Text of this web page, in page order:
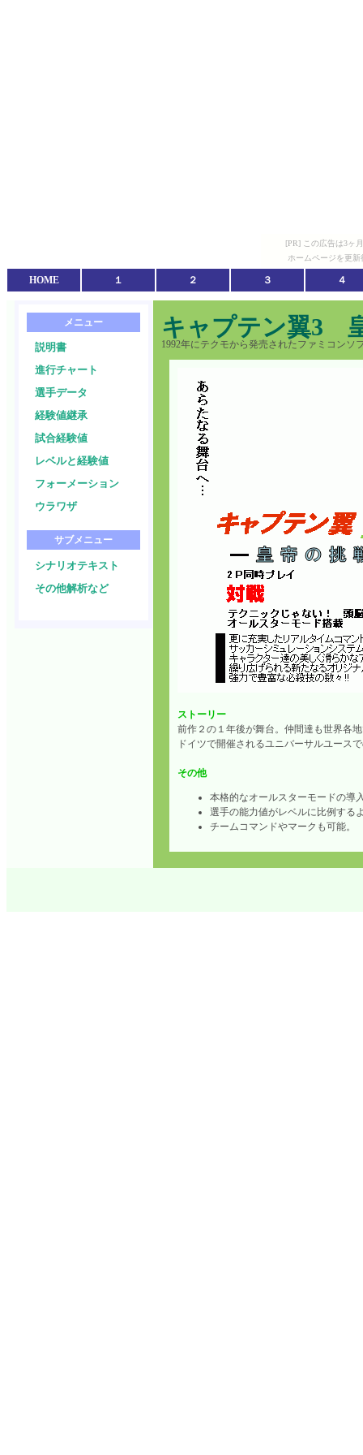
[PR] この広告は3ヶ
ホームページを更
HOME １ ２ ３ ４
キャプテン翼3
1992年にテクモから発売されたファミコン
ストーリー
前作２の１年後が舞台。仲間達も世界各
ドイツで開催されるユニバーサルユース
その他
本格的なオールスターモードの導
選手の能力値がレベルに比例する
チームコマンドやマークも可能。
メニュー
説明書
進行チャート
選手データ
経験値継承
試合経験値
レベルと経験値
フォーメーション
ウラワザ
サブメニュー
シナリオテキスト
その他解析など